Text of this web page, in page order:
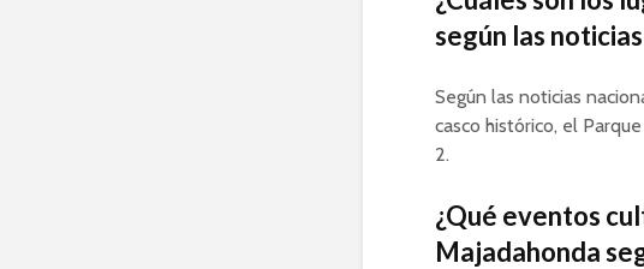
según las
Según las noticias
casco histórico, el
2.
¿Qué eventos
Majadahonda